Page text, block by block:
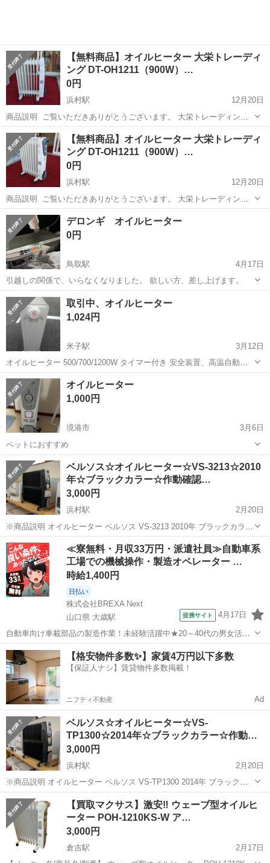
【無料商品】オイルヒーター 大栄トレーディ
ング DT-OH1211（900W）…
0円
浜村駅
12月20日
商品説明 ​ ご覧いただきありがとうございます。 大栄トレーディング
製のオイルヒーターです。空気を汚さず、乾燥もしにくいため、寝室
や小さなお子様のいるお部屋に最適です。 ​■商品詳細 ​型番： DT-
OH1211 ...
鳥取 鳥取市 浜村駅 季節、空調家電 商品説明
【無料商品】オイルヒーター 大栄トレーディ
ング DT-OH1211（900W）…
0円
浜村駅
12月20日
商品説明 ​ ご覧いただきありがとうございます。 大栄トレーディング
製のオイルヒーターです。空気を汚さず、乾燥もしにくいため、寝室
や小さなお子様のいるお部屋に最適です。 ​■商品詳細 ​型番： DT-
OH1211 ...
鳥取 鳥取市 浜村駅 季節、空調家電
デロンギ オイルヒーター
0円
鳥取駅
4月17日
引越しの関係で、いらなくなりました。 欲しい方、差し上げます。
鳥取 鳥取市 鳥取駅 季節、空調家電
取引中、オイルヒーター
1,024円
米子駅
3月12日
オイルヒーター 500/700/1200W タイマー付き 安全装置、高温自動停
止機能付き！ 約2ヵ月だけ利用
鳥取 米子市 米子駅 季節、空調家電
オイルヒーター
1,000円
境港市
3月6日
ペットにおすすめ
鳥取 境港市 季節、空調家電
ベルソス☆オイルヒーター☆VS-3213☆2010
年☆ブラックカラー☆作動確認…
3,000円
浜村駅
2月20日
※商品説明 オイルヒーター ベルソス VS-3213 2010年 ブラックカラー
注) 使用に伴う細かなキズはございます。 ベルソスのオイルヒーター
のご紹介です。 連日の寒さが身に...
鳥取 鳥取市 浜村駅 季節、空調家電 ジモピー
≪寮無料・月収33万円・派遣社員≫自動車系
工場での機械操作・製造オペレーター …
時給1,400円
日払い
株式会社BREXA Next
山口県 大歳駅
提携サイト 4月17日
自動車向け車載部品の製造作業！未経験活躍中★20～40代の男女活躍
中！友達同士での応募OK！備品付きワンルーム寮費無料！赴任旅費会
社負担！生活支援物資事前対応可◎格安食堂利用可！年間休日135日
♪《山口県山口市》 人気の工...
山口 山口市 大歳駅 その他
【格安物件多数✨】家賃4万円以下多数
【保証人ナシ】賃貸物件多数掲載！
ニフティ不動産 Ad
ベルソス☆オイルヒーター☆VS-
TP1300☆2014年☆ブラックカラー☆作動…
3,000円
浜村駅
2月20日
※商品説明 オイルヒーター ベルソス VS-TP1300 2014年 ブラックカ
ラー 注) 使用に伴う細かなキズはございます。 ベルソスのオイルヒ
ーターのご紹介です。 連日の寒さが...
鳥取 鳥取市 浜村駅 季節、空調家電 ベルソス
【買取マクサス】激安‼ ウェーブ型オイルヒ
ーター POH-1210KS-W ア…
3,000円
倉吉駅
2月17日